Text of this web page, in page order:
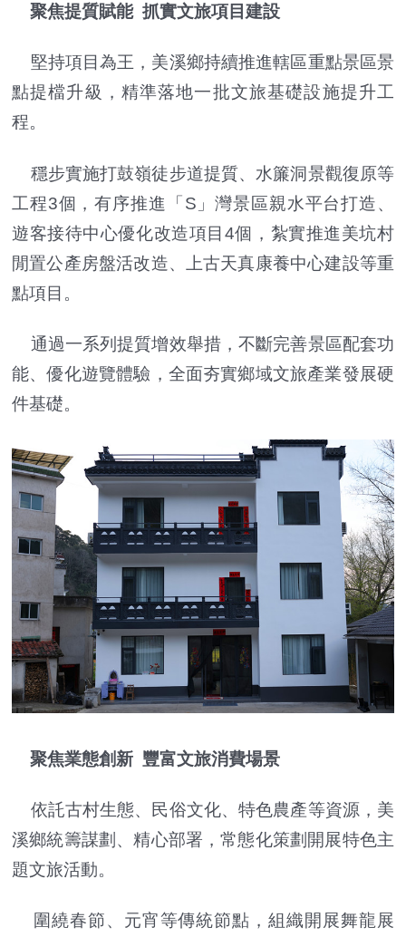
聚焦提質賦能 抓實文旅項目建設
堅持項目為王，美溪鄉持續推進轄區重點景區景
點提檔升級，精準落地一批文旅基礎設施提升工
程。
穩步實施打鼓嶺徒步道提質、水簾洞景觀復原等
工程3個，有序推進「S」灣景區親水平台打造、
遊客接待中心優化改造項目4個，紮實推進美坑村
閒置公產房盤活改造、上古天真康養中心建設等重
點項目。
通過一系列提質增效舉措，不斷完善景區配套功
能、優化遊覽體驗，全面夯實鄉域文旅產業發展硬
件基礎。
聚焦業態創新 豐富文旅消費場景
依託古村生態、民俗文化、特色農產等資源，美
溪鄉統籌謀劃、精心部署，常態化策劃開展特色主
題文旅活動。
圍繞春節、元宵等傳統節點，組織開展舞龍展